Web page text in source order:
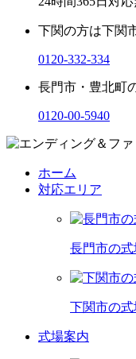
下関の方は下関
0120-332-334
長門市・豊北町
0120-00-5940
ホーム
対応エリア
長門市の式
下関市の式
式場案内